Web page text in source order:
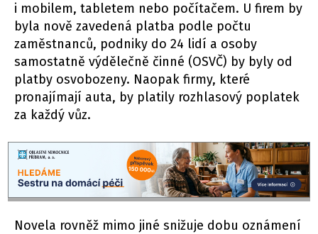
i mobilem, tabletem nebo počítačem. U firem by
byla nově zavedená platba podle počtu
zaměstnanců, podniky do 24 lidí a osoby
samostatně výdělečně činné (OSVČ) by byly od
platby osvobozeny. Naopak firmy, které
pronajímají auta, by platily rozhlasový poplatek
za každý vůz.
Novela rovněž mimo jiné snižuje dobu oznámení